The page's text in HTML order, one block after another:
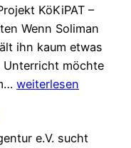
C
h
a
n
c
ü
KöKiPAT –
Wenn Soliman
ihn kaum etwas
Unterricht möchte
E
e
weiterlesen
e.V. sucht